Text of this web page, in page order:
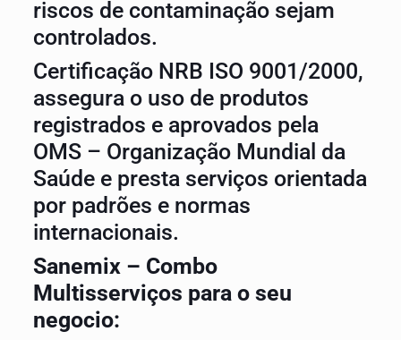
riscos de contaminação sejam
controlados.
Certificação NRB ISO 9001/2000,
assegura o uso de produtos
registrados e aprovados pela
OMS – Organização Mundial da
Saúde e presta serviços orientada
por padrões e normas
internacionais.
Sanemix – Combo
Multisserviços para o seu
negocio: